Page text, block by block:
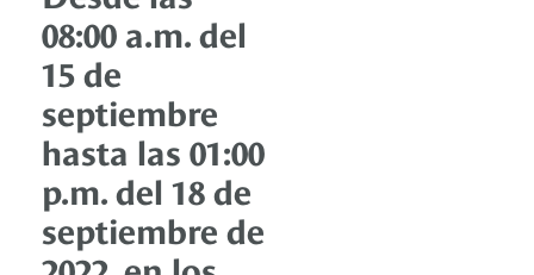
08:00 a.m. del
15 de
septiembre
hasta las 01:00
p.m. del 18 de
septiembre de